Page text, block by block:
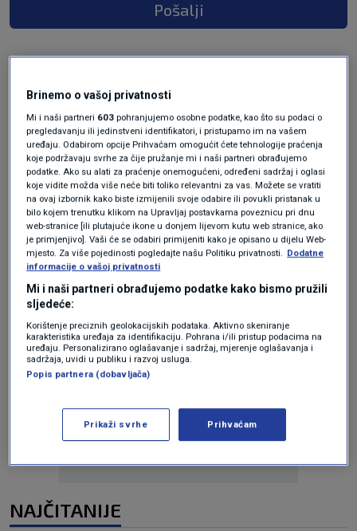
Pošalji
Oglas
NAJČITANIJE
Brinemo o vašoj privatnosti
Mi i naši partneri 603 pohranjujemo osobne podatke, kao što su podaci o
pregledavanju ili jedinstveni identifikatori, i pristupamo im na vašem
uređaju. Odabirom opcije Prihvaćam omogućit ćete tehnologije praćenja
koje podržavaju svrhe za čije pružanje mi i naši partneri obrađujemo
podatke. Ako su alati za praćenje onemogućeni, određeni sadržaj i oglasi
koje vidite možda više neće biti toliko relevantni za vas. Možete se vratiti
na ovaj izbornik kako biste izmijenili svoje odabire ili povukli pristanak u
bilo kojem trenutku klikom na Upravljaj postavkama poveznicu pri dnu
web-stranice [ili plutajuće ikone u donjem lijevom kutu web stranice, ako
je primjenjivo]. Vaši će se odabiri primijeniti kako je opisano u dijelu Web-
mjesto. Za više pojedinosti pogledajte našu Politiku privatnosti. Dodatne
informacije o vašoj privatnosti
Mi i naši partneri obrađujemo podatke kako bismo pružili
sljedeće:
Korištenje preciznih geolokacijskih podataka. Aktivno skeniranje
karakteristika uređaja za identifikaciju. Pohrana i/ili pristup podacima na
uređaju. Personalizirano oglašavanje i sadržaj, mjerenje oglašavanja i
sadržaja, uvidi u publiku i razvoj usluga.
Popis partnera (dobavljača)
Prikaži svrhe Prihvaćam